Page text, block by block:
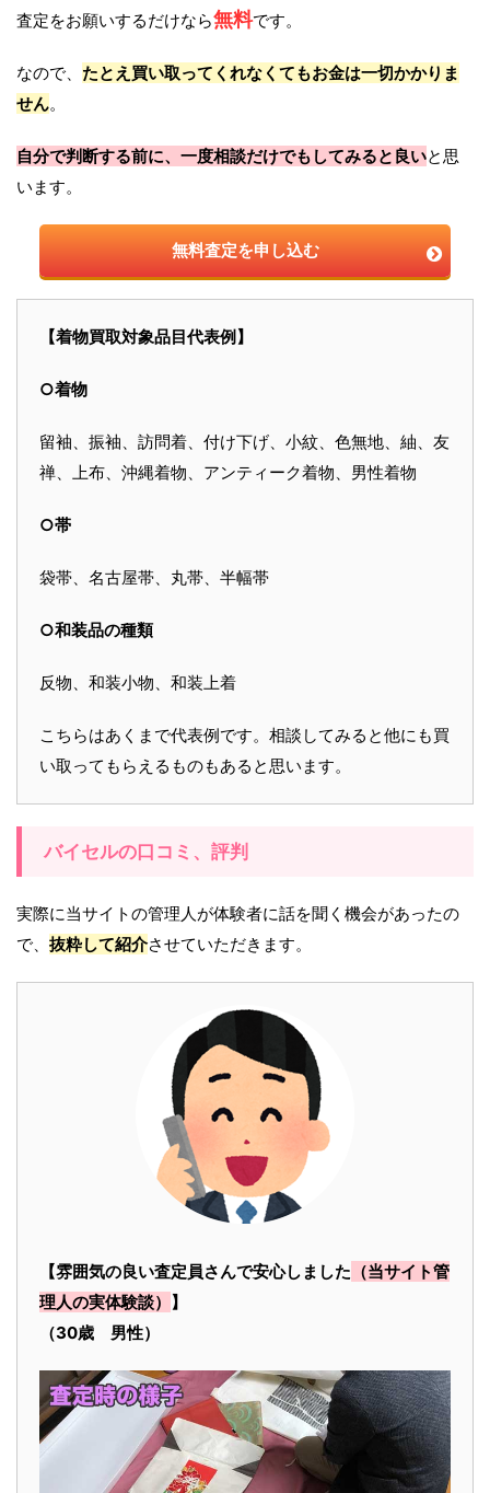
査定をお願いするだけなら無料です。
なので、 たとえ買い取ってくれなくてもお金は一切かかりま
せん。
自分で判断する前に、一度相談だけでもしてみると良いと思
います。
無料査定を申し込む
【着物買取対象品目代表例】
○着物
留袖、振袖、訪問着、付け下げ、小紋、色無地、紬、友
禅、上布、沖縄着物、アンティーク着物、男性着物
○帯
袋帯、名古屋帯、丸帯、半幅帯
○和装品の種類
反物、和装小物、和装上着
こちらはあくまで代表例です。相談してみると他にも買
い取ってもらえるものもあると思います。
バイセルの口コミ、評判
実際に当サイトの管理人が体験者に話を聞く機会があったの
で、 抜粋して紹介させていただきます。
【雰囲気の良い査定員さんで安心しました （当サイト管
理人の実体験談） 】
（30歳 男性）